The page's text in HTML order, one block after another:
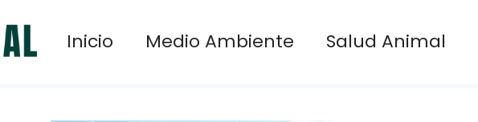
Inicio Medio Ambiente Salud Animal